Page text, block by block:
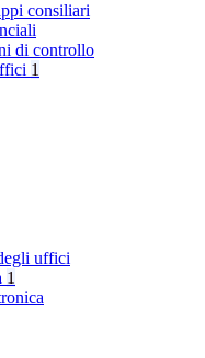
consiliari
di controllo
1
uffici
1